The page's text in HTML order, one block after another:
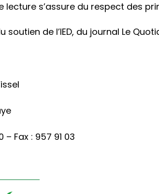
lecture s’assure du respect des
soutien de l’IED, du journal Le
– Fax : 957 91 03